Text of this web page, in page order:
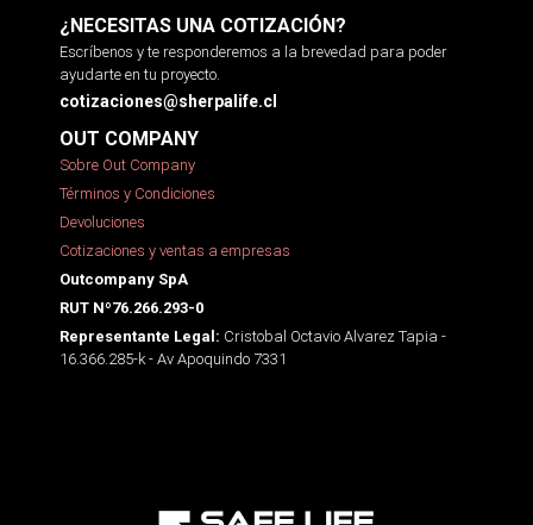
¿NECESITAS UNA COTIZACIÓN?
Escríbenos y te responderemos a la brevedad para poder
ayudarte en tu proyecto.
cotizaciones@sherpalife.cl
OUT COMPANY
Sobre Out Company
Términos y Condiciones
Devoluciones
Cotizaciones y ventas a empresas
Outcompany SpA
RUT Nº76.266.293-0
Representante Legal: Cristobal Octavio Alvarez Tapia -
16.366.285-k - Av Apoquindo 7331